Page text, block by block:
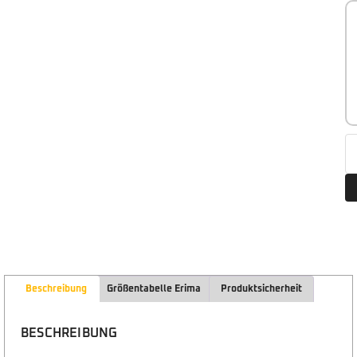
Beschreibung Größentabelle Erima Produktsicherheit
BESCHREIBUNG